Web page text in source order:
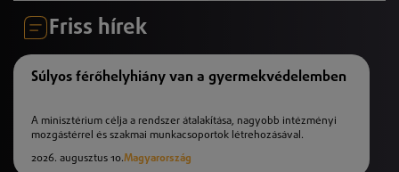
Friss hírek
Súlyos férőhelyhiány van a gyermekvédelemben
A minisztérium célja a rendszer átalakítása, nagyobb intézményi
mozgástérrel és szakmai munkacsoportok létrehozásával.
2026. augusztus 10.Magyarország